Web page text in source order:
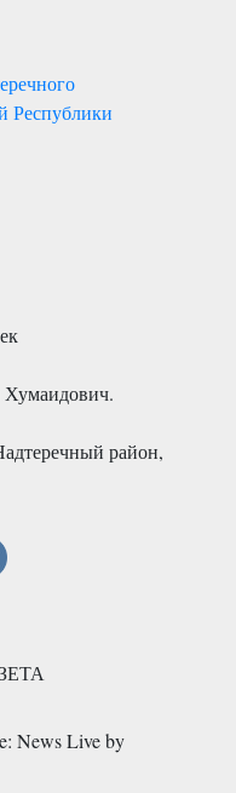
Республики
Хумаидович.
район,
News Live by